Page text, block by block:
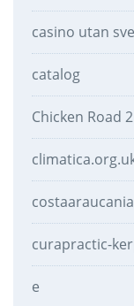
casino utan
catalog
Chicken Road 2
curapractic-
e